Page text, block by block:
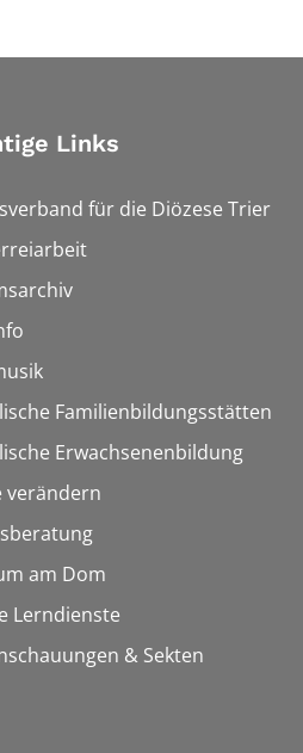
Links
für die Diözese Trier
Familienbildungsstätten
Erwachsenenbildung
verändern
am Dom
Lerndienste
& Sekten